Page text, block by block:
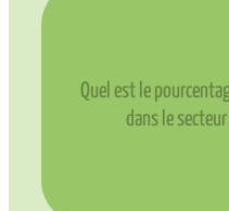
Quel est le
dans le